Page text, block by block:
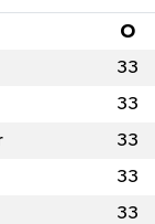
O
33
33
33
33
33